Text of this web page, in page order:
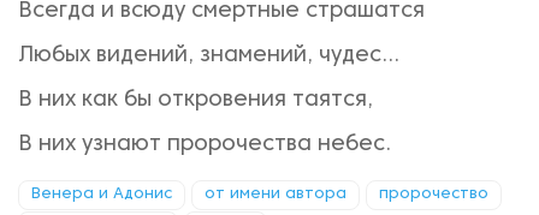
Всегда и всюду смертные страшатся
Любых видений, знамений, чудес...
В них как бы откровения таятся,
В них узнают пророчества небес.
Венера и Адонис от имени автора пророчество